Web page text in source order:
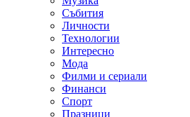
Събития
Личности
Технологии
Интересно
Мода
Филми и сериали
Финанси
Спорт
Празници